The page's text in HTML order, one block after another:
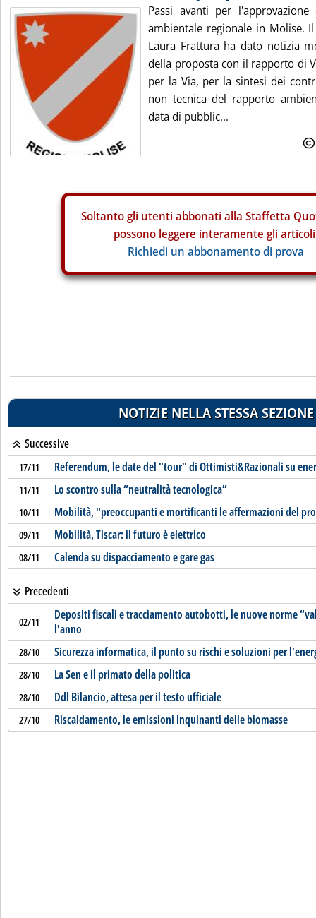
Passi avanti per
ambientale regionale in Molise.
Laura Frattura ha dato notizia
della proposta con il rapporto di
per la Via, per la sintesi dei
non tecnica del rapporto
data di pubblic...
Soltanto gli utenti abbonati alla Staffetta
possono leggere interamente gli
Richiedi un abbonamento di prova
NOTIZIE NELLA STESSA SEZIONE
Successive
17/11 Referendum, le date del "tour" di Ottimisti&Razionali su
11/11 Lo scontro sulla “neutralità tecnologica”
10/11 Mobilità, "preoccupanti e mortificanti le affermazioni del
09/11 Mobilità, Tiscar: il futuro è elettrico
08/11 Calenda su dispacciamento e gare gas
Precedenti
02/11
Depositi fiscali e tracciamento autobotti, le nuove norme
l'anno
28/10 Sicurezza informatica, il punto su rischi e soluzioni per
28/10 La Sen e il primato della politica
28/10 Ddl Bilancio, attesa per il testo ufficiale
27/10 Riscaldamento, le emissioni inquinanti delle biomasse